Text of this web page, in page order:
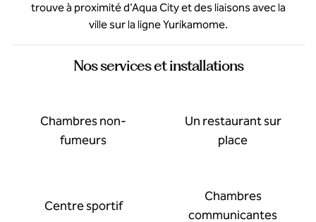
trouve à proximité d'Aqua City et des liaisons avec la
ville sur la ligne Yurikamome.
Nos services et installations
Chambres non-
fumeurs
Un restaurant sur
place
Centre sportif
Chambres
communicantes